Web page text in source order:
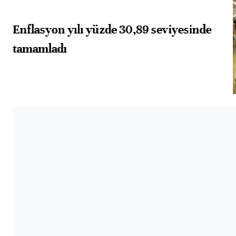
Enflasyon yılı yüzde 30,89 seviyesinde
tamamladı